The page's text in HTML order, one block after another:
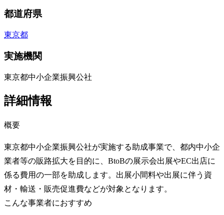
都道府県
東京都
実施機関
東京都中小企業振興公社
詳細情報
概要
東京都中小企業振興公社が実施する助成事業で、都内中小企
業者等の販路拡大を目的に、BtoBの展示会出展やEC出店に
係る費用の一部を助成します。出展小間料や出展に伴う資
材・輸送・販売促進費などが対象となります。
こんな事業者におすすめ